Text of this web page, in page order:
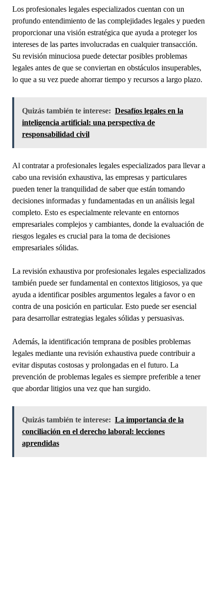
Los profesionales legales especializados cuentan con un
profundo entendimiento de las complejidades legales y pueden
proporcionar una visión estratégica que ayuda a proteger los
intereses de las partes involucradas en cualquier transacción.
Su revisión minuciosa puede detectar posibles problemas
legales antes de que se conviertan en obstáculos insuperables,
lo que a su vez puede ahorrar tiempo y recursos a largo plazo.
Quizás también te interese: Desafíos legales en la
inteligencia artificial: una perspectiva de
responsabilidad civil
Al contratar a profesionales legales especializados para llevar a
cabo una revisión exhaustiva, las empresas y particulares
pueden tener la tranquilidad de saber que están tomando
decisiones informadas y fundamentadas en un análisis legal
completo. Esto es especialmente relevante en entornos
empresariales complejos y cambiantes, donde la evaluación de
riesgos legales es crucial para la toma de decisiones
empresariales sólidas.
La revisión exhaustiva por profesionales legales especializados
también puede ser fundamental en contextos litigiosos, ya que
ayuda a identificar posibles argumentos legales a favor o en
contra de una posición en particular. Esto puede ser esencial
para desarrollar estrategias legales sólidas y persuasivas.
Además, la identificación temprana de posibles problemas
legales mediante una revisión exhaustiva puede contribuir a
evitar disputas costosas y prolongadas en el futuro. La
prevención de problemas legales es siempre preferible a tener
que abordar litigios una vez que han surgido.
Quizás también te interese: La importancia de la
conciliación en el derecho laboral: lecciones
aprendidas